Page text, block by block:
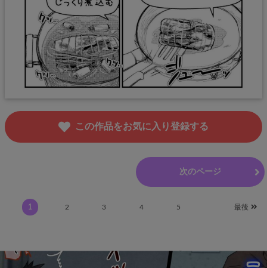
この作品をお気に入り登録する
次のページ
1 2 3 4 5 最後